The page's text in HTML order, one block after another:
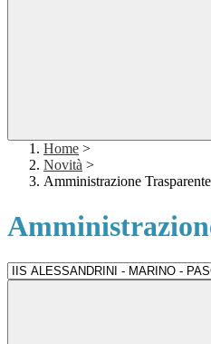
Home >
Novità >
Amministrazione Trasparente